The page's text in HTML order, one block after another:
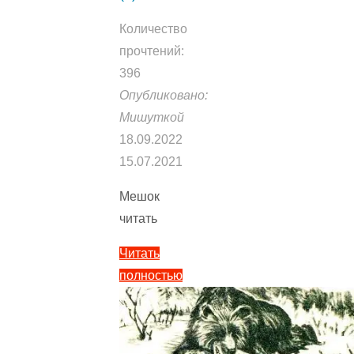
Количество
прочтений:
396
Опубликовано:
Мишуткой
18.09.2022
15.07.2021
Мешок
читать
Читать
полностью
"Мешок
—
Тайц